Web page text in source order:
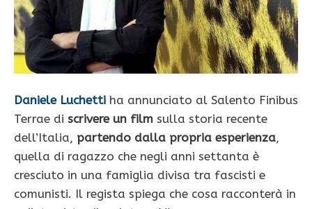
Daniele Luchetti ha annunciato al Salento Finibus
Terrae di scrivere un film sulla storia recente
dell’Italia, partendo dalla propria esperienza,
quella di ragazzo che negli anni settanta è
cresciuto in una famiglia divisa tra fascisti e
comunisti. Il regista spiega che cosa racconterà in